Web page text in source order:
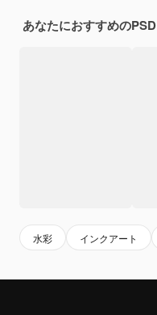
あなたにおすすめのPSD
水彩 インクアート